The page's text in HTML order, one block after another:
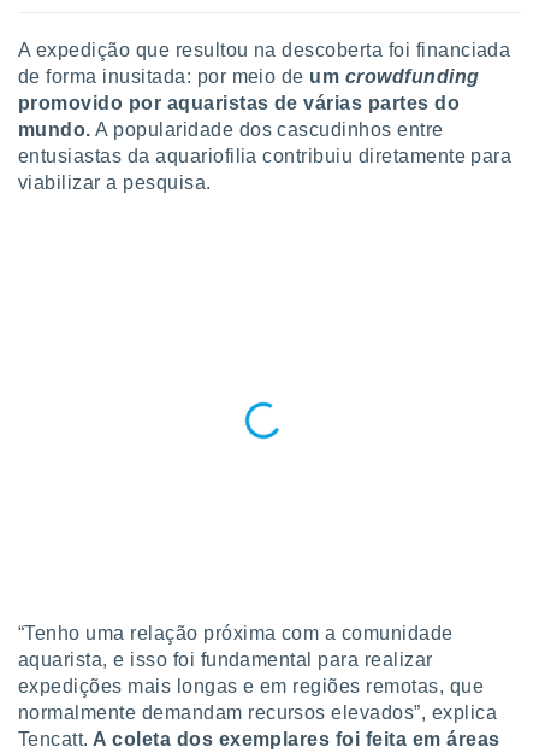
estudos
e
de
A expedição que resultou na descoberta foi financiada
de forma inusitada: por meio de um crowdfunding
promovido por aquaristas de várias partes do
mundo. A popularidade dos cascudinhos entre
entusiastas da aquariofilia contribuiu diretamente para
viabilizar a pesquisa.
“Tenho uma relação próxima com a comunidade
aquarista, e isso foi fundamental para realizar
expedições mais longas e em regiões remotas, que
normalmente demandam recursos elevados”, explica
Tencatt. A coleta dos exemplares foi feita em áreas